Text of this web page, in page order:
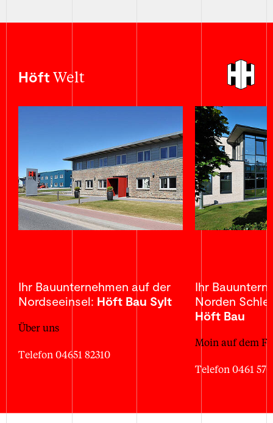
HöftWelt
Ihr Bauunternehmen auf der
Nordseeinsel: Höft Bau Sylt
Über uns
Telefon 04651 82310
Ihr
Norden
Höft Bau
Moin auf dem
Telefon 0461